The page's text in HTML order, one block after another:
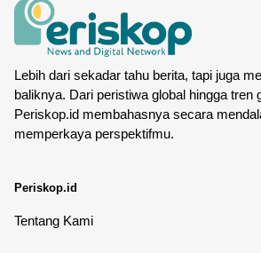
Lebih dari sekadar tahu berita, tapi juga
baliknya. Dari peristiwa global hingga tren
Periskop.id membahasnya secara
memperkaya perspektifmu.
Periskop.id
Tentang Kami